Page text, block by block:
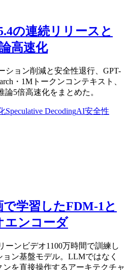
の連続リリースと
高速化
ション削減と安全性退行、GPT-
・1Mトークンコンテキスト、
論5倍高速化をまとめた。
Speculative DecodingAI安全性
で学習したFDM-1と
エンコーダ
ーンビデオ1100万時間で訓練し
ン基盤モデル。LLMではなく
を直接操作するアーキテクチャ